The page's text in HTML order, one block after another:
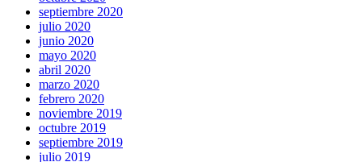
septiembre 2020
julio 2020
junio 2020
mayo 2020
abril 2020
marzo 2020
febrero 2020
noviembre 2019
octubre 2019
septiembre 2019
julio 2019